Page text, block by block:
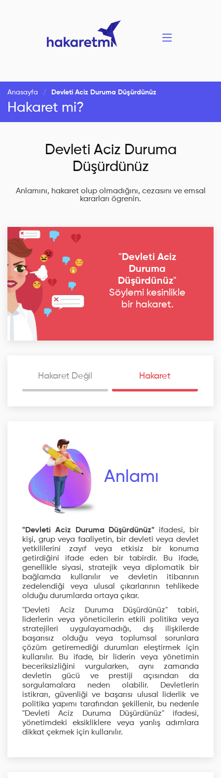
Anasayfa Devleti Aciz Duruma Düşürdünüz
Hakaret mi?
Devleti Aciz Duruma
Düşürdünüz
Anlamını, hakaret olup olmadığını, cezasını ve emsal
kararları ögrenin.
"Devleti Aciz
Duruma
Düşürdünüz"
Söylemi kesinlikle
bir hakaret.
Hakaret Değil Hakaret
Anlamı
"Devleti Aciz Duruma Düşürdünüz" ifadesi, bir
kişi, grup veya faaliyetin, bir devleti veya devlet
yetkililerini zayıf veya etkisiz bir konuma
getirdiğini ifade eden bir tabirdir. Bu ifade,
genellikle siyasi, stratejik veya diplomatik bir
bağlamda kullanılır ve devletin itibarının
zedelendiği veya ulusal çıkarlarının tehlikede
olduğu durumlarda ortaya çıkar.
"Devleti Aciz Duruma Düşürdünüz" tabiri,
liderlerin veya yöneticilerin etkili politika veya
stratejileri uygulayamadığı, dış ilişkilerde
başarısız olduğu veya toplumsal sorunlara
çözüm getiremediği durumları eleştirmek için
kullanılır. Bu ifade, bir liderin veya yönetimin
beceriksizliğini vurgularken, aynı zamanda
devletin gücü ve prestiji açısından da
sorgulamalara neden olabilir. Devletlerin
istikrarı, güvenliği ve başarısı ulusal liderlik ve
politika yapımı tarafından şekillenir, bu nedenle
"Devleti Aciz Duruma Düşürdünüz" ifadesi,
yönetimdeki eksikliklere veya yanlış adımlara
dikkat çekmek için kullanılır.